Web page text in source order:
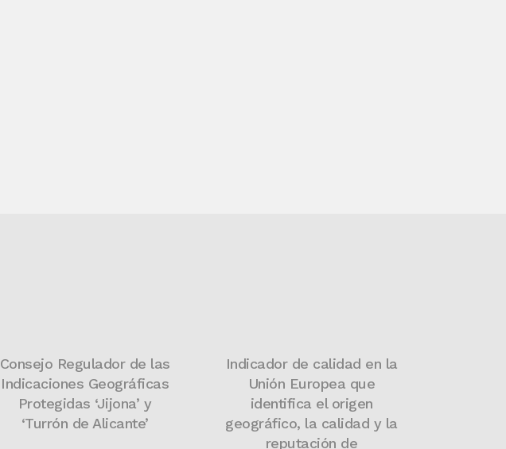
Consejo Regulador de las
Indicaciones Geográficas
Protegidas ‘Jijona’ y
‘Turrón de Alicante’
Indicador de calidad en la
Unión Europea que
identifica el origen
geográfico, la calidad y la
reputación de